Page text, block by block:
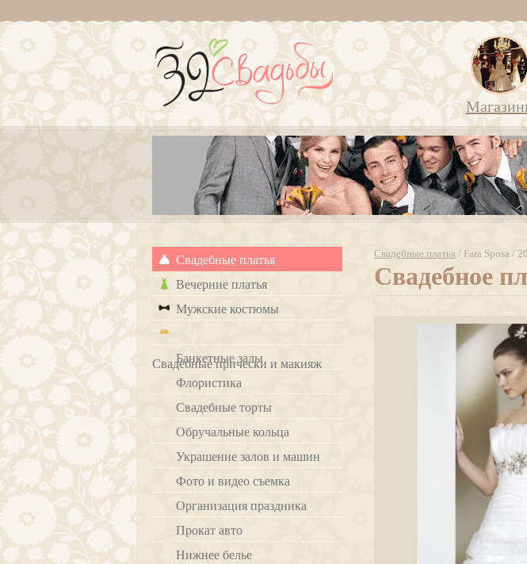
Свадебные платья
Вечерние платья
Мужские костюмы
Свадебные прически и макияж
Банкетные залы
Флористика
Свадебные торты
Обручальные кольца
Украшение залов и машин
Фото и видео съемка
Организация праздника
Прокат авто
Нижнее белье
Свадебные платья / Fara Sposa /
Свадебное